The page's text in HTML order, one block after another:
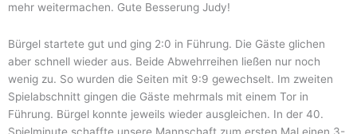
mehr weitermachen. Gute Besserung Judy!
Bürgel startete gut und ging 2:0 in Führung. Die Gäste glichen
aber schnell wieder aus. Beide Abwehrreihen ließen nur noch
wenig zu. So wurden die Seiten mit 9:9 gewechselt. Im zweiten
Spielabschnitt gingen die Gäste mehrmals mit einem Tor in
Führung. Bürgel konnte jeweils wieder ausgleichen. In der 40.